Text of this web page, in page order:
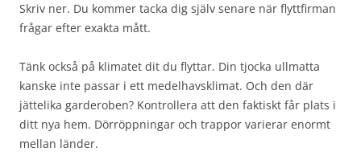
Skriv ner. Du kommer tacka dig själv senare när flyttfirman
frågar efter exakta mått.
Tänk också på klimatet dit du flyttar. Din tjocka ullmatta
kanske inte passar i ett medelhavsklimat. Och den där
jättelika garderoben? Kontrollera att den faktiskt får plats i
ditt nya hem. Dörröppningar och trappor varierar enormt
mellan länder.